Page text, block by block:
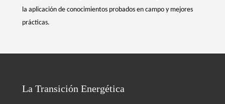
la aplicación de conocimientos probados en campo y mejores
prácticas.
La Transición Energética